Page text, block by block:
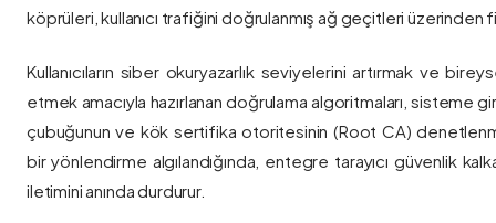
köprüleri, kullanıcı trafiğini doğrulanmış ağ geçitleri üzerinden
Kullanıcıların siber okuryazarlık seviyelerini artırmak ve
etmek amacıyla hazırlanan doğrulama algoritmaları, sisteme
çubuğunun ve kök sertifika otoritesinin (Root CA)
bir yönlendirme algılandığında, entegre tarayıcı güvenlik
iletimini anında durdurur.